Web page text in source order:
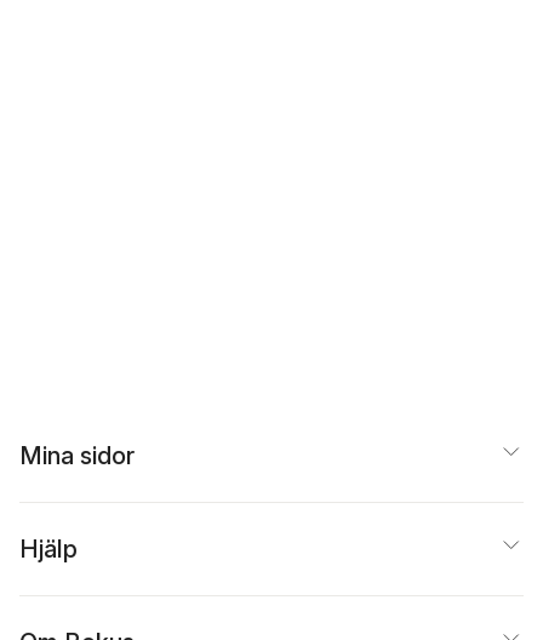
Mina sidor
Hjälp